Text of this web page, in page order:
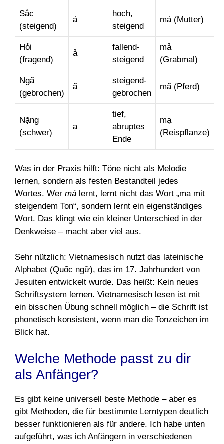
Sắc
(steigend)
á
hoch,
steigend
má (Mutter)
Hỏi
(fragend)
ả
fallend-
steigend
mả
(Grabmal)
Ngã
(gebrochen)
ã
steigend-
gebrochen
mã (Pferd)
Nặng
(schwer)
ạ
tief,
abruptes
Ende
mạ
(Reispflanze)
Was in der Praxis hilft: Töne nicht als Melodie
lernen, sondern als festen Bestandteil jedes
Wortes. Wer má lernt, lernt nicht das Wort „ma mit
steigendem Ton“, sondern lernt ein eigenständiges
Wort. Das klingt wie ein kleiner Unterschied in der
Denkweise – macht aber viel aus.
Sehr nützlich: Vietnamesisch nutzt das lateinische
Alphabet (Quốc ngữ), das im 17. Jahrhundert von
Jesuiten entwickelt wurde. Das heißt: Kein neues
Schriftsystem lernen. Vietnamesisch lesen ist mit
ein bisschen Übung schnell möglich – die Schrift ist
phonetisch konsistent, wenn man die Tonzeichen im
Blick hat.
Welche Methode passt zu dir
als Anfänger?
Es gibt keine universell beste Methode – aber es
gibt Methoden, die für bestimmte Lerntypen deutlich
besser funktionieren als für andere. Ich habe unten
aufgeführt, was ich Anfängern in verschiedenen